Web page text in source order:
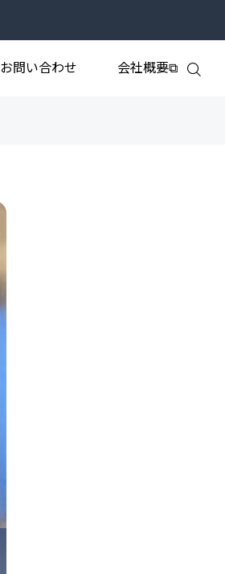
お問い合わせ 会社概要⧉